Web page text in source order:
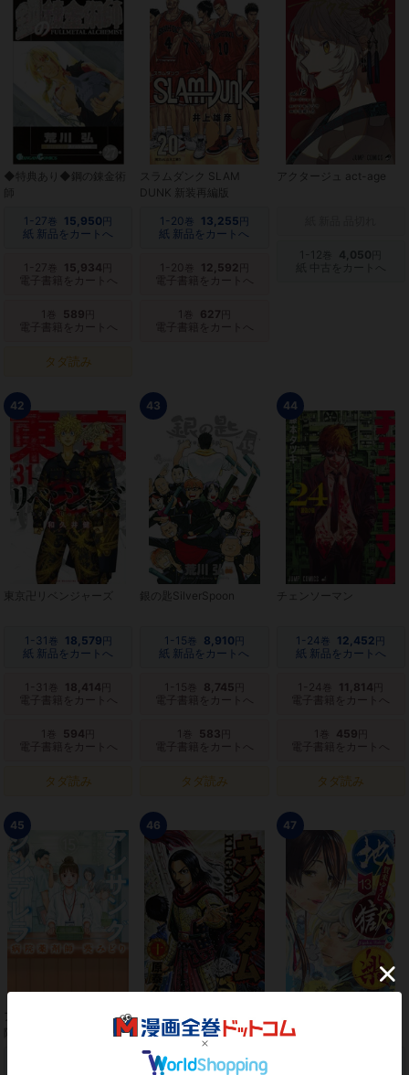
◆特典あり◆鋼の錬金術
1-27巻 15,950 円
紙 新品をカートへ
1-27 巻 15,934
電子書籍をカートへ
1 巻 589
電子書籍をカートへ
タダ読み
スラムダンク SLAM
DUNK 新装再編版
1-20巻 13,255 円
紙 新品をカートへ
1-20 巻 12,592
電子書籍をカートへ
1 巻 627
電子書籍をカートへ
アクタージュ act-age
4,050
紙 中古をカートへ
42
東京卍リベンジャーズ
1-31 巻 18,579 円
紙 新品をカートへ
1-31 18,414
電子書籍をカートへ
1 594
電子書籍をカートへ
タダ読み
43
銀の匙SilverSpoon
1-15巻 8,910 円
紙 新品をカートへ
1-15 8,745
電子書籍をカートへ
1 583
電子書籍をカートへ
タダ読み
44
チェンソーマン
1-24巻 12,452 円
紙 新品をカートへ
1-24 11,814
電子書籍をカートへ
1 459
電子書籍をカートへ
タダ読み
45
アンサングシンデレラ 病
院薬剤師 葵みどり
46
キングダム
1-10巻 7,150円
47